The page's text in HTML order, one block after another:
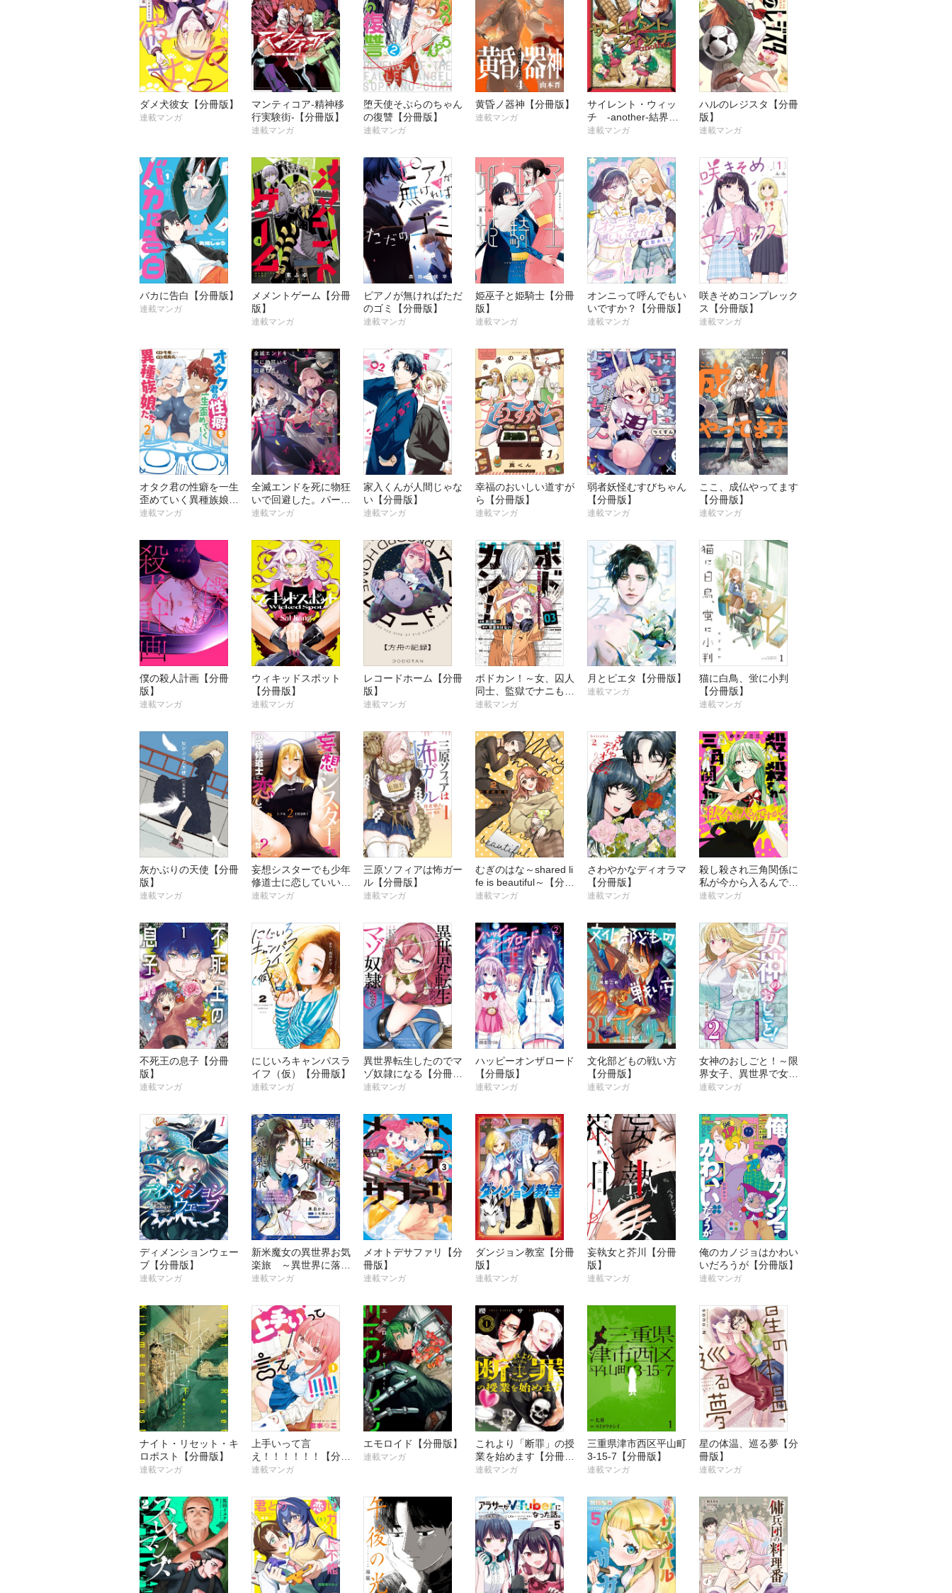
ダメ犬彼女【分冊版】
連載マンガ
マンティコア-精神移
行実験街-【分冊版】
連載マンガ
堕天使そぷらのちゃん
の復讐【分冊版】
連載マンガ
黄昏ノ器神【分冊版】
連載マンガ
サイレント・ウィッ
チ -another-結界の
魔術師の成り上がり
連載マンガ
ハルのレジスタ【分冊
版】
連載マンガ
バカに告白【分冊版】
連載マンガ
メメントゲーム【分冊
版】
連載マンガ
ピアノが無ければただ
のゴミ【分冊版】
連載マンガ
姫巫子と姫騎士【分冊
版】
連載マンガ
オンニって呼んでもい
いですか？【分冊版】
連載マンガ
咲きそめコンプレック
ス【分冊版】
連載マンガ
オタク君の性癖を一生
歪めていく異種族娘た
ち【分冊版】
連載マンガ
全滅エンドを死に物狂
いで回避した。パーテ
ィが病んだ。【分冊
連載マンガ
家入くんが人間じゃな
い【分冊版】
連載マンガ
幸福のおいしい道すが
ら【分冊版】
連載マンガ
弱者妖怪むすびちゃん
【分冊版】
連載マンガ
ここ、成仏やってます
【分冊版】
連載マンガ
僕の殺人計画【分冊
版】
連載マンガ
ウィキッドスポット
【分冊版】
連載マンガ
レコードホーム【分冊
版】
連載マンガ
ボドカン！～女、囚人
同士、監獄でナニも起
こらないはずがなく～
連載マンガ
月とピエタ【分冊版】
連載マンガ
猫に白鳥、蛍に小判
【分冊版】
連載マンガ
灰かぶりの天使【分冊
版】
連載マンガ
妄想シスターでも少年
修道士に恋していいで
すか？【分冊版】
連載マンガ
三原ソフィアは怖ガー
ル【分冊版】
連載マンガ
むぎのはな～shared li
fe is beautiful～【分冊
版】
連載マンガ
さわやかなディオラマ
【分冊版】
連載マンガ
殺し殺され三角関係に
私が今から入るんです
か？【分冊版】
連載マンガ
不死王の息子【分冊
版】
連載マンガ
にじいろキャンパスラ
イフ（仮）【分冊版】
連載マンガ
異世界転生したのでマ
ゾ奴隷になる【分冊
版】
連載マンガ
ハッピーオンザロード
【分冊版】
連載マンガ
文化部どもの戦い方
【分冊版】
連載マンガ
女神のおしごと！～限
界女子、異世界で女神
はじめました～【分冊
連載マンガ
ディメンションウェー
ブ【分冊版】
連載マンガ
新米魔女の異世界お気
楽旅 ～異世界に落ち
た元アラフォー社畜は
二の人生を謳歌する～
【分冊版】
連載マンガ
メオトデサファリ【分
冊版】
連載マンガ
ダンジョン教室【分冊
版】
連載マンガ
妄執女と芥川【分冊
版】
連載マンガ
俺のカノジョはかわい
いだろうが【分冊版】
連載マンガ
ナイト・リセット・キ
ロポスト【分冊版】
連載マンガ
上手いって言
え！！！！！！【分冊
版】
連載マンガ
エモロイド【分冊版】
連載マンガ
これより「断罪」の授
業を始めます【分冊
版】
連載マンガ
三重県津市西区平山町
3-15-7【分冊版】
連載マンガ
星の体温、巡る夢【分
冊版】
連載マンガ